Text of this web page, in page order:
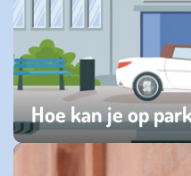
Hoe kan je op
vrijdag 31 januari 2025